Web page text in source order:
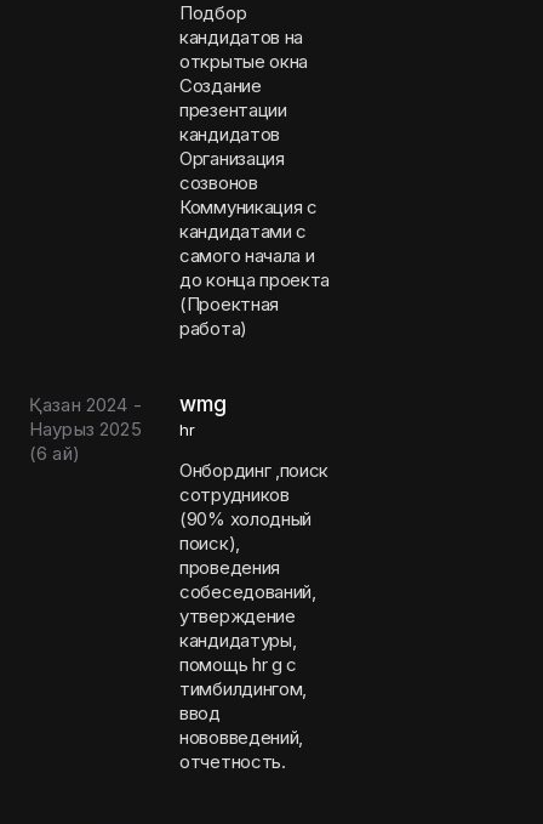
Подбор
кандидатов на
открытые окна
Создание
презентации
кандидатов
Организация
созвонов
Коммуникация с
кандидатами с
самого начала и
до конца проекта
(Проектная
работа)
Қазан 2024 -
Наурыз 2025
(6 ай)
wmg
hr
Онбординг ,поиск
сотрудников
(90% холодный
поиск),
проведения
собеседований,
утверждение
кандидатуры,
помощь hr g с
тимбилдингом,
ввод
нововведений,
отчетность.